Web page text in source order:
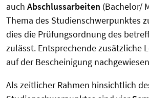
auch Abschlussarbeiten (Bachelor/
Thema des Studienschwerpunktes
dies die Prüfungsordnung des
zulässt. Entsprechende zusätzliche
auf der Bescheinigung
Als zeitlicher Rahmen hinsichtlich